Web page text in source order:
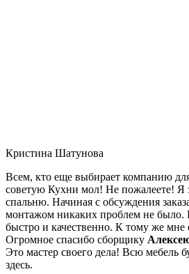
Кристина Шатунова
Всем, кто еще выбирает компанию
советую Кухни мол! Не пожалеете! Я
спальню. Начиная с обсуждения
монтажом никаких проблем не было.
быстро и качественно. К тому же мне
Огромное спасибо сборщику
Это мастер своего дела! Всю мебель
здесь.